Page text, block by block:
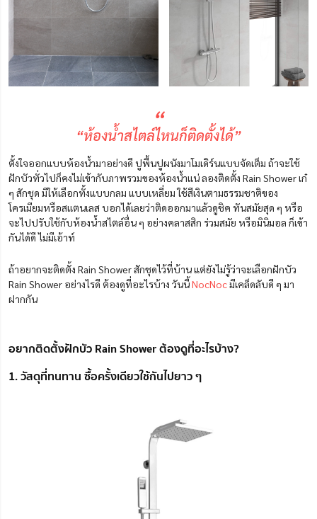
“
“ห้องน้ำสไตล์ไหนก็ติดตั้งได้”
ตั้งใจออกแบบห้องน้ำมาอย่างดี ปูพื้นปูผนังมาโมเดิร์นแบบจัดเต็ม ถ้าจะใช้
ฝักบัวทั่วไปก็คงไม่เข้ากับภาพรวมของห้องน้ำแน่ ลองติดตั้ง Rain Shower เก๋
ๆ สักชุด มีให้เลือกทั้งแบบกลม แบบเหลี่ยม ใช้สีเงินตามธรรมชาติของ
โครเมียมหรือสแตนเลส บอกได้เลยว่าติดออกมาแล้วดูชิค ทันสมัยสุด ๆ หรือ
จะไปปรับใช้กับห้องน้ำสไตล์อื่น ๆ อย่างคลาสสิก ร่วมสมัย หรือมินิมอล ก็เข้า
กันได้ดี ไม่มีเอ้าท์
ถ้าอยากจะติดตั้ง Rain Shower สักชุดไว้ที่บ้าน แต่ยังไม่รู้ว่าจะเลือกฝักบัว
Rain Shower อย่างไรดี ต้องดูที่อะไรบ้าง วันนี้NocNocมีเคล็ดลับดี ๆ มา
ฝากกัน
อยากติดตั้งฝักบัว Rain Shower ต้องดูที่อะไรบ้าง?
1. วัสดุที่ทนทาน ซื้อครั้งเดียวใช้กันไปยาว ๆ